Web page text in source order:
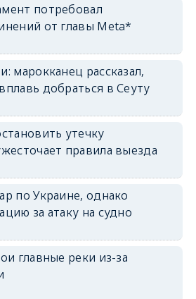
потребовал
от главы Meta*
марокканец рассказал,
добраться в Сеуту
утечку
правила выезда
по Украине, однако
за атаку на судно
главные реки из-за